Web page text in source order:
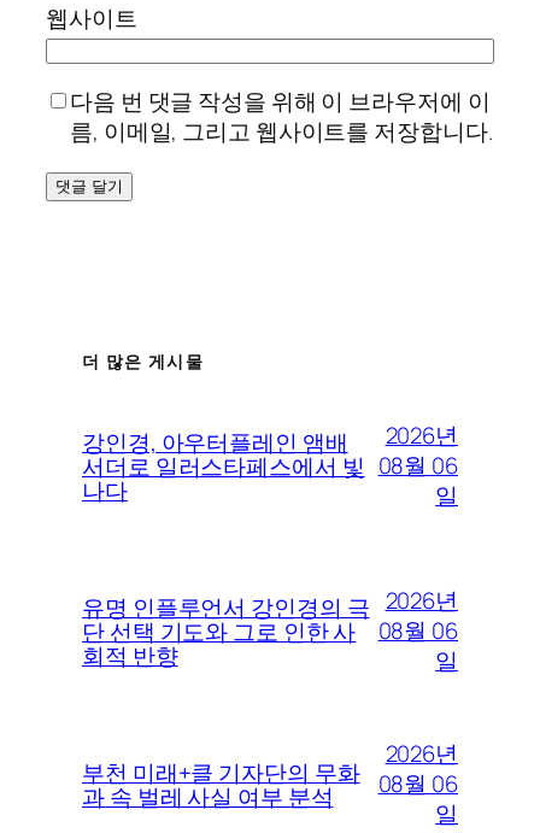
웹사이트
다음 번 댓글 작성을 위해 이 브라우저에 이
름, 이메일, 그리고 웹사이트를 저장합니다.
더 많은 게시물
강인경, 아우터플레인 앰배
서더로 일러스타페스에서 빛
나다
2026년
08월 06
일
유명 인플루언서 강인경의 극
단 선택 기도와 그로 인한 사
회적 반향
2026년
08월 06
일
부천 미래+클 기자단의 무화
과 속 벌레 사실 여부 분석
2026년
08월 06
일